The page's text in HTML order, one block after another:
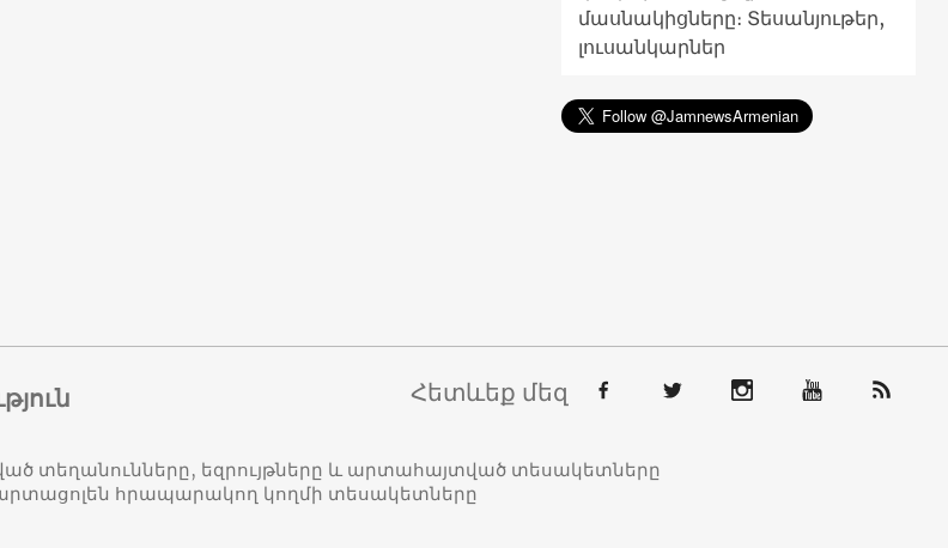
մասնակիցները։ Տեսանյութեր,
լուսանկարներ
Հետևեք մեզ
տեղանունները, եզրույթները և արտահայտված տեսակետները
հրապարակող կողմի տեսակետները